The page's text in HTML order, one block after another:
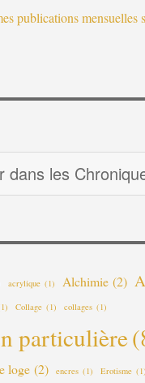
publications mensuelles
acrylique (1) Alchimie (2)
Collage (1) collages (1)
particulière
loge (2) encres (1) Erotisme (1)